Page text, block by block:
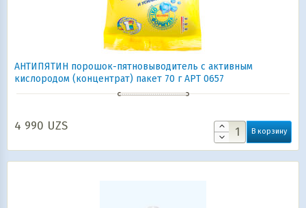
АНТИПЯТИН порошок-пятновыводитель с активным
кислородом (концентрат) пакет 70 г АРТ 0657
4 990 UZS В корзину